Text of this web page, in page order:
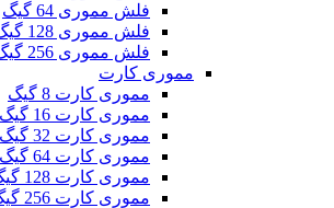
فلش مموری 64 گیگ
فلش مموری 128 گیگ
فلش مموری 256 گیگ
مموری کارت
مموری کارت 8 گیگ
مموری کارت 16 گیگ
مموری کارت 32 گیگ
مموری کارت 64 گیگ
مموری کارت 128 گیگ
مموری کارت 256 گیگ